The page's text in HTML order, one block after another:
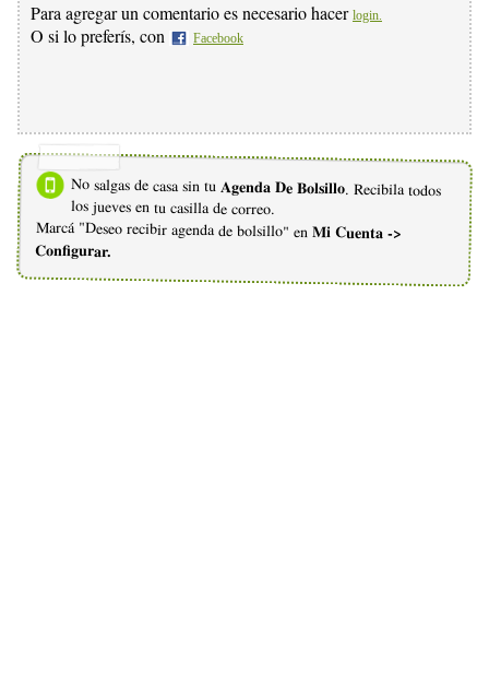
Para agregar un comentario es necesario hacer login.
O si lo preferís, con Facebook
No salgas de casa sin tu Agenda De Bolsillo. Recibila todos
los jueves en tu casilla de correo.
Marcá "Deseo recibir agenda de bolsillo" en Mi Cuenta ->
Configurar.